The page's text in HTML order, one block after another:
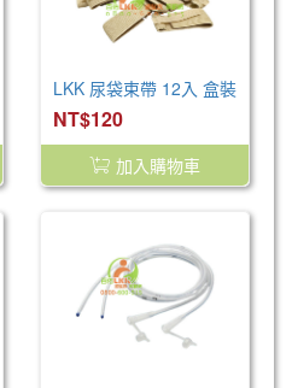
LKK 尿袋束帶 12入 盒裝
NT$120
加入購物車